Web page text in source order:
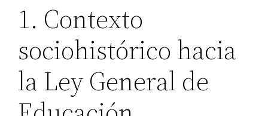
1. Contexto
sociohistórico hacia
la Ley General de